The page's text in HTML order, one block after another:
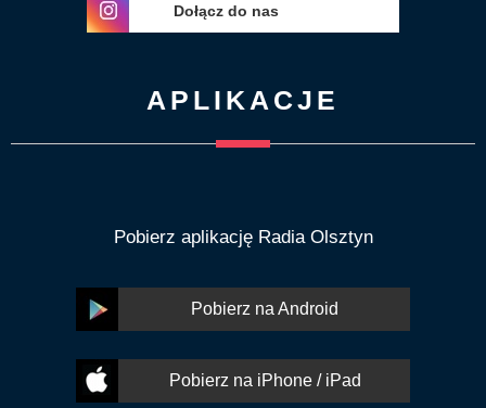
Dołącz do nas
APLIKACJE
Pobierz aplikację Radia Olsztyn
Pobierz na Android
Pobierz na iPhone / iPad